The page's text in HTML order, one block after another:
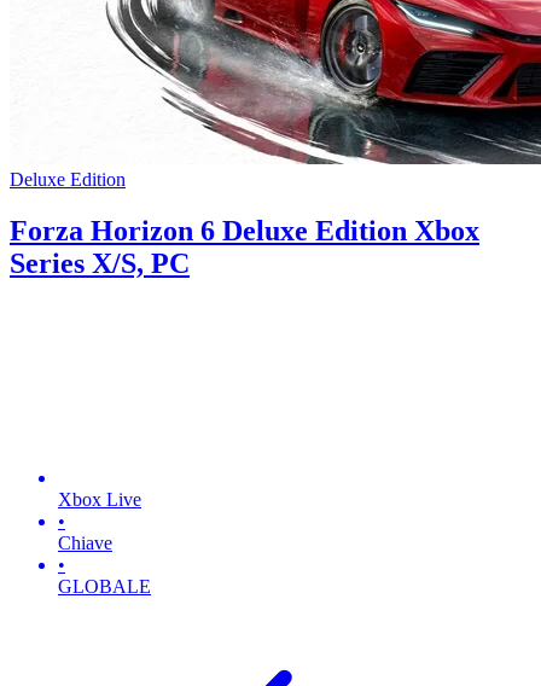
Deluxe Edition
Forza Horizon 6 Deluxe Edition Xbox
Series X/S, PC
Xbox Live
•
Chiave
•
GLOBALE